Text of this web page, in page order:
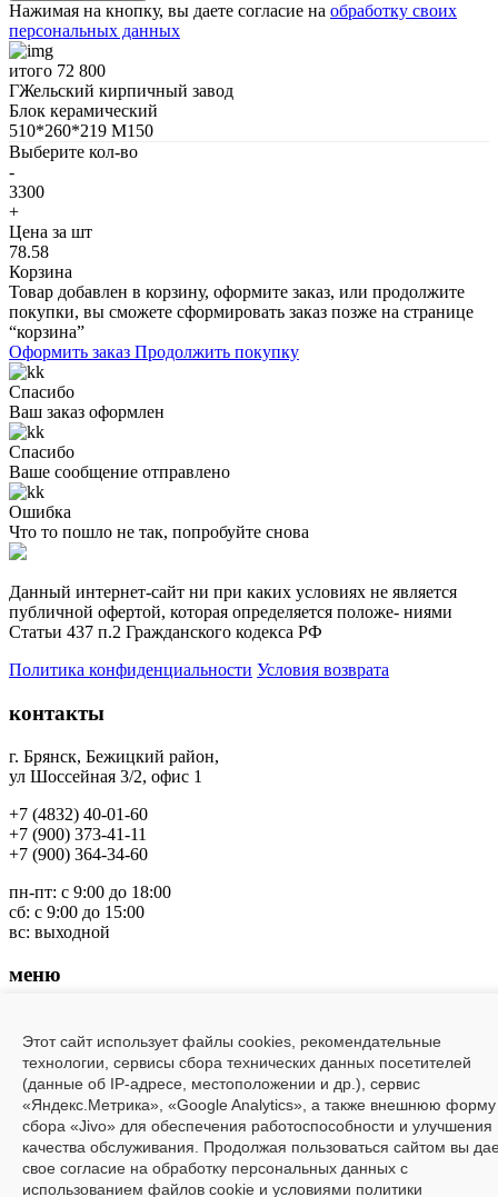
Нажимая на кнопку, вы даете согласие на обработку своих
персональных данных
итого 72 800
ГЖельский кирпичный завод
Блок керамический
510*260*219 М150
Выберите кол-во
-
3300
+
Цена за шт
78.58
Корзина
Товар добавлен в корзину, оформите заказ, или продолжите
покупки, вы сможете сформировать заказ позже на странице
“корзина”
Оформить заказ Продолжить покупку
Спасибо
Ваш заказ оформлен
Спасибо
Ваше сообщение отправлено
Ошибка
Что то пошло не так, попробуйте снова
Данный интернет-сайт ни при каких условиях не является
публичной офертой, которая определяется положе- ниями
Статьи 437 п.2 Гражданского кодекса РФ
Политика конфиденциальности Условия возврата
контакты
г. Брянск, Бежицкий район,
ул Шоссейная 3/2, офис 1
+7 (4832) 40-01-60
+7 (900) 373-41-11
+7 (900) 364-34-60
пн-пт: с 9:00 до 18:00
сб: с 9:00 до 15:00
вс: выходной
меню
О компании
Шоу-рум
Каталог
Акции
Доставка и оплата
Контакты
Мы в социальных сетях
Этот сайт использует файлы cookies, рекомендательные
технологии, сервисы сбора технических данных посетителей
(данные об IP-адресе, местоположении и др.), сервис
«Яндекс.Метрика», «Google Analytics», а также внешнюю форму
сбора «Jivo» для обеспечения работоспособности и улучшения
качества обслуживания. Продолжая пользоваться сайтом вы
свое согласие на обработку персональных данных с
использованием файлов cookie и условиями политики